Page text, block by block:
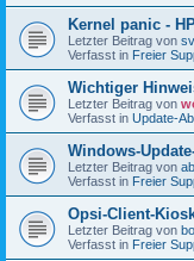
Kernel panic -
Letzter Beitrag von
Verfasst in Freier
Wichtiger
Letzter Beitrag von
Verfasst in Update-
Windows-
Letzter Beitrag von
Verfasst in Freier
Opsi-Client-
Letzter Beitrag von
Verfasst in Freier